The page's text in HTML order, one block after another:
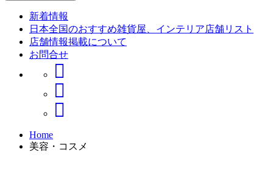
新着情報
日本全国のおすすめ雑貨屋、インテリア店舗リスト
店舗情報掲載について
お問合せ
Home
美容・コスメ